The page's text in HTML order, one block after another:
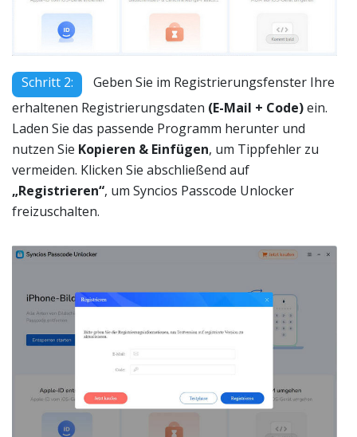
Schritt 2:
Geben Sie im Registrierungsfenster Ihre
erhaltenen Registrierungsdaten (E-Mail + Code)ein.
Laden Sie das passende Programm herunter und
nutzen Sie Kopieren & Einfügen, um Tippfehler zu
vermeiden. Klicken Sie abschließend auf
„Registrieren“, um Syncios Passcode Unlocker
freizuschalten.